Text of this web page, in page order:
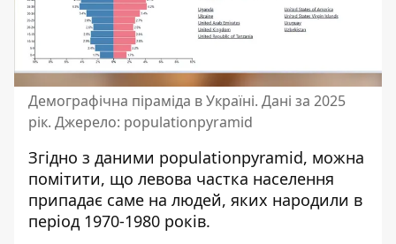
Демографічна піраміда в Україні. Дані за 2025
рік. Джерело: populationpyramid
Згідно з даними populationpyramid, можна
помітити, що левова частка населення
припадає саме на людей, яких народили в
період 1970-1980 років.